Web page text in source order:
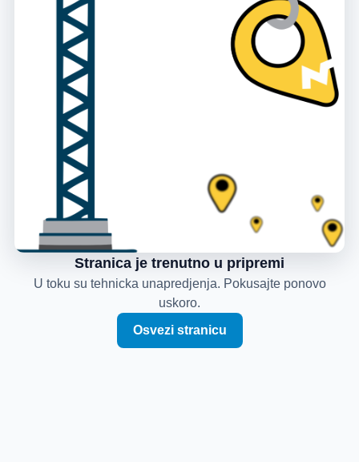
Stranica je trenutno u pripremi
U toku su tehnicka unapredjenja. Pokusajte ponovo
uskoro.
Osvezi stranicu